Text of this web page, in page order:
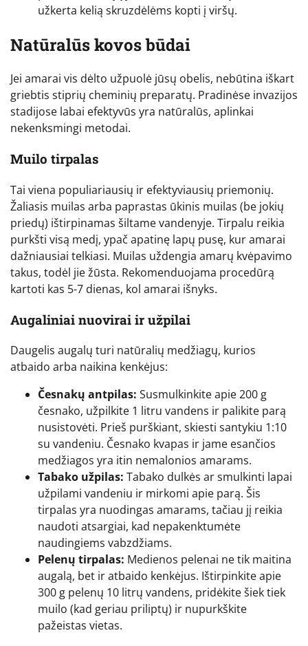
užkerta kelią skruzdėlėms kopti į viršų.
Natūralūs kovos būdai
Jei amarai vis dėlto užpuolė jūsų obelis, nebūtina iškart
griebtis stiprių cheminių preparatų. Pradinėse invazijos
stadijose labai efektyvūs yra natūralūs, aplinkai
nekenksmingi metodai.
Muilo tirpalas
Tai viena populiariausių ir efektyviausių priemonių.
Žaliasis muilas arba paprastas ūkinis muilas (be jokių
priedų) ištirpinamas šiltame vandenyje. Tirpalu reikia
purkšti visą medį, ypač apatinę lapų pusę, kur amarai
dažniausiai telkiasi. Muilas uždengia amarų kvėpavimo
takus, todėl jie žūsta. Rekomenduojama procedūrą
kartoti kas 5-7 dienas, kol amarai išnyks.
Augaliniai nuovirai ir užpilai
Daugelis augalų turi natūralių medžiagų, kurios
atbaido arba naikina kenkėjus:
Česnakų antpilas: Susmulkinkite apie 200 g
česnako, užpilkite 1 litru vandens ir palikite parą
nusistovėti. Prieš purškiant, skiesti santykiu 1:10
su vandeniu. Česnako kvapas ir jame esančios
medžiagos yra itin nemalonios amarams.
Tabako užpilas: Tabako dulkės ar smulkinti lapai
užpilami vandeniu ir mirkomi apie parą. Šis
tirpalas yra nuodingas amarams, tačiau jį reikia
naudoti atsargiai, kad nepakenktumėte
naudingiems vabzdžiams.
Pelenų tirpalas: Medienos pelenai ne tik maitina
augalą, bet ir atbaido kenkėjus. Ištirpinkite apie
300 g pelenų 10 litrų vandens, pridėkite šiek tiek
muilo (kad geriau priliptų) ir nupurkškite
pažeistas vietas.